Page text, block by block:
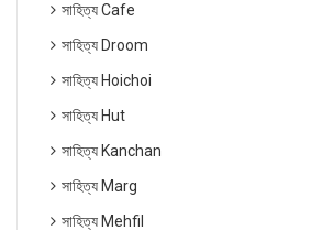
সাহিত্য Cafe
সাহিত্য Droom
সাহিত্য Hoichoi
সাহিত্য Hut
সাহিত্য Kanchan
সাহিত্য Marg
সাহিত্য Mehfil